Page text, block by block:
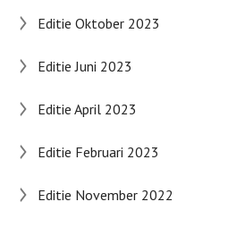
Editie Oktober 2023
Editie Juni 2023
Editie April 2023
Editie Februari 2023
Editie November 2022